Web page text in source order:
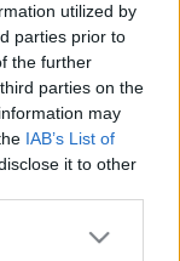
utilized by
parties prior to
the further
parties on the
may
IAB’s List of
it to other
more Google
ÉS
vel szemben
A